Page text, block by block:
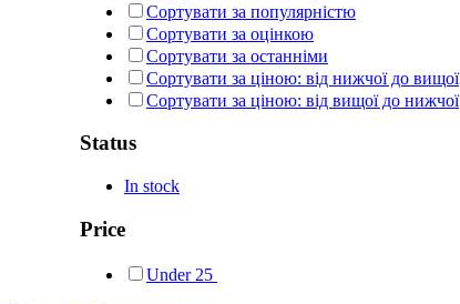
Сортувати за популярністю
Сортувати за оцінкою
Сортувати за останніми
Сортувати за ціною: від нижчої до вищої
Сортувати за ціною: від вищої до нижчої
Status
In stock
Price
Under 25